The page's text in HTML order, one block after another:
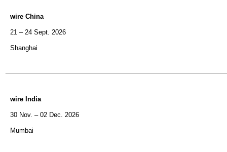
wire China
21 – 24 Sept. 2026
Shanghai
wire India
30 Nov. – 02 Dec. 2026
Mumbai